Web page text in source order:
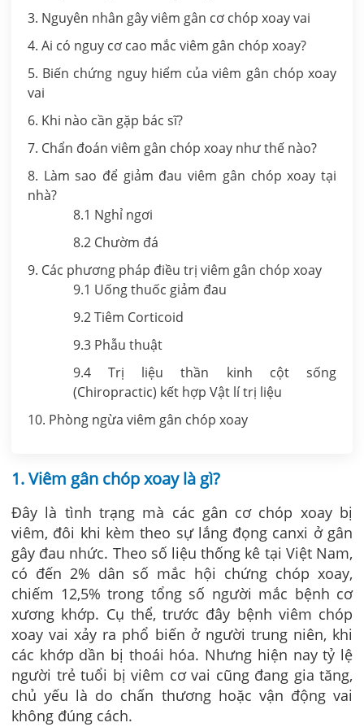
3. Nguyên nhân gây viêm gân cơ chóp xoay vai
4. Ai có nguy cơ cao mắc viêm gân chóp xoay?
5. Biến chứng nguy hiểm của viêm gân chóp xoay
vai
6. Khi nào cần gặp bác sĩ?
7. Chẩn đoán viêm gân chóp xoay như thế nào?
8. Làm sao để giảm đau viêm gân chóp xoay tại
nhà?
8.1 Nghỉ ngơi
8.2 Chườm đá
9. Các phương pháp điều trị viêm gân chóp xoay
9.1 Uống thuốc giảm đau
9.2 Tiêm Corticoid
9.3 Phẫu thuật
9.4 Trị liệu thần kinh cột sống
(Chiropractic) kết hợp Vật lí trị liệu
10. Phòng ngừa viêm gân chóp xoay
1. Viêm gân chóp xoay là gì?
Đây là tình trạng mà các gân cơ chóp xoay bị
viêm, đôi khi kèm theo sự lắng đọng canxi ở gân
gây đau nhức. Theo số liệu thống kê tại Việt Nam,
có đến 2% dân số mắc hội chứng chóp xoay,
chiếm 12,5% trong tổng số người mắc bệnh cơ
xương khớp. Cụ thể, trước đây bệnh viêm chóp
xoay vai xảy ra phổ biến ở người trung niên, khi
các khớp dần bị thoái hóa. Nhưng hiện nay tỷ lệ
người trẻ tuổi bị viêm cơ vai cũng đang gia tăng,
chủ yếu là do chấn thương hoặc vận động vai
không đúng cách.